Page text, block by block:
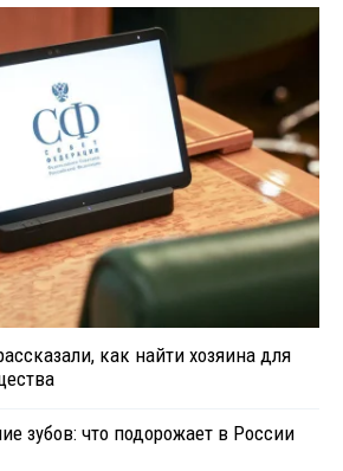
как найти хозяина для
зубов: что подорожает в России